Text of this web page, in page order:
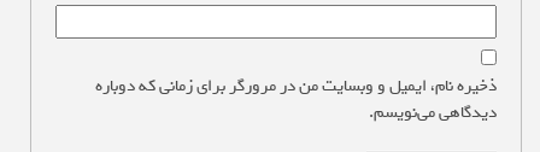
ذخیره نام، ایمیل و وبسایت من در مرورگر برای زمانی که دوباره
دیدگاهی می‌نویسم.